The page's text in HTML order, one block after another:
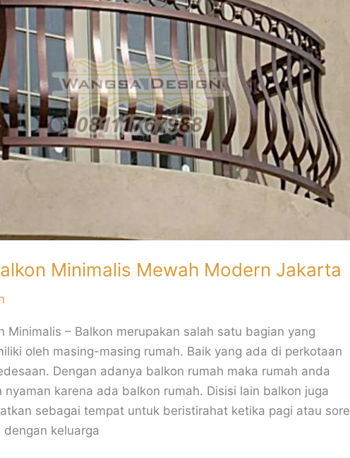
Minimalis Mewah Modern Jakarta
Minimalis – Balkon merupakan salah satu bagian yang
oleh masing-masing rumah. Baik yang ada di perkotaan
Dengan adanya balkon rumah maka rumah anda
nyaman karena ada balkon rumah. Disisi lain balkon juga
sebagai tempat untuk beristirahat ketika pagi atau sore
dengan keluarga